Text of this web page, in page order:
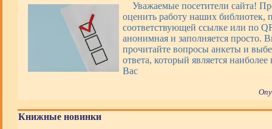
Уважаемые посетители сайта!
оценить работу наших библиотек,
соответствующей ссылке или по
анонимная и заполняется просто.
прочитайте вопросы анкеты и
ответа, который является
Вас
Книжные новинки